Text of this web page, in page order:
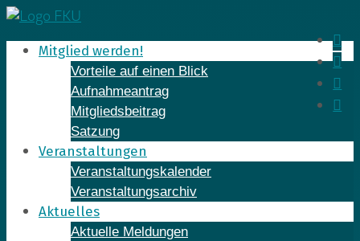
Skip
to
contentMitglied werden!
Vorteile auf einen Blick
Aufnahmeantrag
Mitgliedsbeitrag
Satzung
Veranstaltungen
Veranstaltungskalender
Veranstaltungsarchiv
Aktuelles
Aktuelle Meldungen